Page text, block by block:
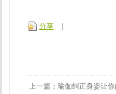
分享
上一篇： 瑜伽纠正身姿让